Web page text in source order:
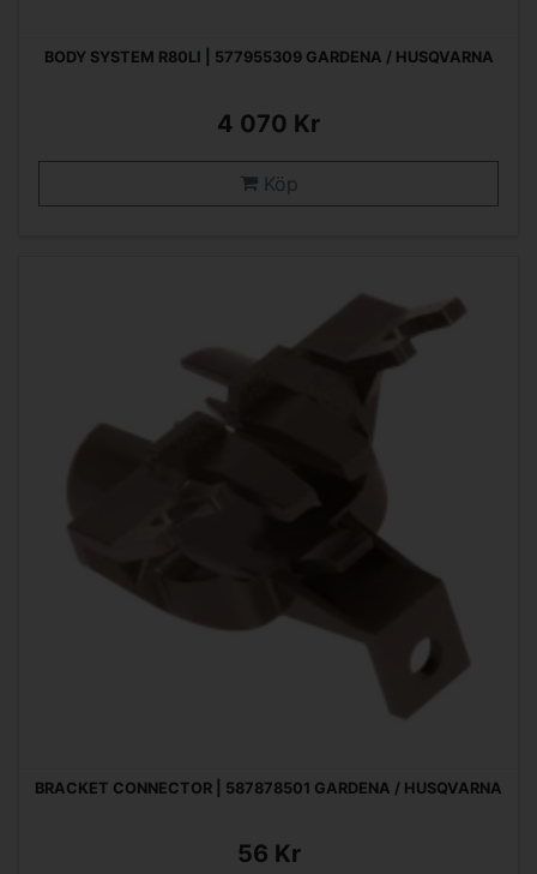
BODY SYSTEM R80LI | 577955309 GARDENA / HUSQVARNA
4 070 Kr
Köp
BRACKET CONNECTOR | 587878501 GARDENA / HUSQVARNA
56 Kr